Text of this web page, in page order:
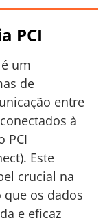
PCI
é um
de
entre
à
PCI
Este
crucial na
os dados
e eficaz